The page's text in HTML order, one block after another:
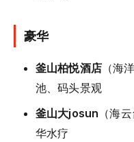
豪华
釜山柏悦酒店（海
池、码头景观
釜山大josun （海
华水疗